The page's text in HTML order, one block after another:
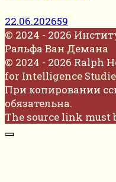
22.06.202659
© 2024 - 2026
Ральфа Ван Демана
© 2024 - 2026 Ralph
for Intelligence
При копировании
обязательна.
The source link must